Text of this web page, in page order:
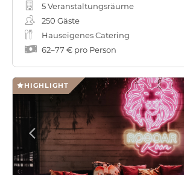
5 Veranstaltungsräume
250 Gäste
Hauseigenes Catering
62–77 € pro Person
HIGHLIGHT